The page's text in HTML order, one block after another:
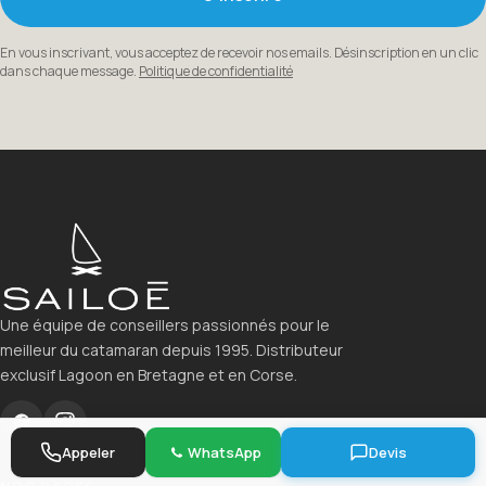
En vous inscrivant, vous acceptez de recevoir nos emails. Désinscription en un clic
dans chaque message. Politique de confidentialité
Une équipe de conseillers passionnés pour le
meilleur du catamaran depuis 1995. Distributeur
exclusif Lagoon en Bretagne et en Corse.
Appeler WhatsApp Devis